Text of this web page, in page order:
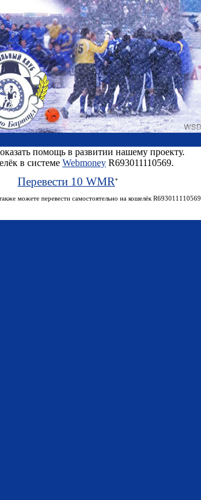
помощь в развитии нашему проекту.
в системе Webmoney R693011110569.
Перевести 10 WMR *
можете перевести самостоятельно на кошелёк R693011110569